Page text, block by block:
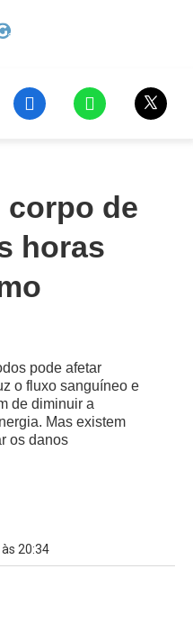
corpo de
horas
pode afetar
o fluxo sanguíneo e
de diminuir a
Mas existem
os danos
20:34